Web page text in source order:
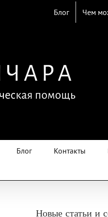
Блог Чем
Блог Контакты
Новые статьи и